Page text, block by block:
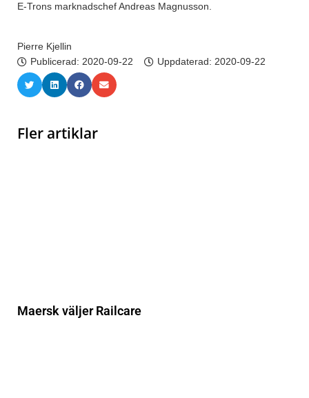
E-Trons marknadschef Andreas Magnusson.
Pierre Kjellin
Publicerad: 2020-09-22 Uppdaterad: 2020-09-22
Fler artiklar
Maersk väljer Railcare